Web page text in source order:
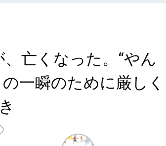
亡くなった。“やん
一瞬のために厳しく